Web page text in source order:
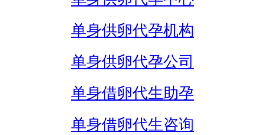
单身供卵代孕机构
单身供卵代孕公司
单身借卵代生助孕
单身借卵代生咨询